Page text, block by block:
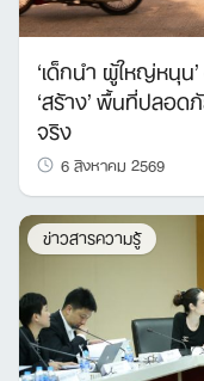
Search
for:
‘เด็กนำ ผู้ใหญ่หนุน
‘สร้าง’ พื้นที่ปลอด
จริง
6 สิงหาคม 2569
ข่าวสารความรู้